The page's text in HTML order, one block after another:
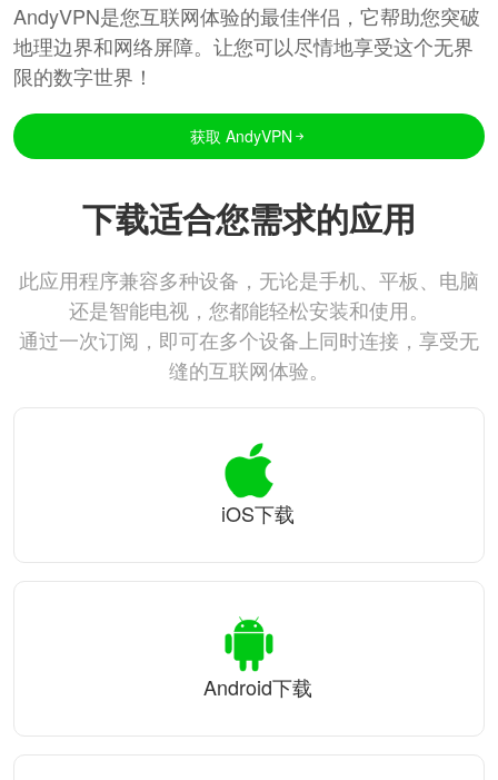
AndyVPN是您互联网体验的最佳伴侣，它帮助您突破
地理边界和网络屏障。让您可以尽情地享受这个无界
限的数字世界！
获取 AndyVPN
下载适合您需求的应用
此应用程序兼容多种设备，无论是手机、平板、电脑
还是智能电视，您都能轻松安装和使用。
通过一次订阅，即可在多个设备上同时连接，享受无
缝的互联网体验。
iOS下载
Android下载